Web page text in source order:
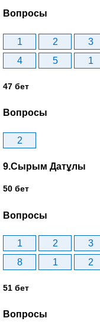
Вопросы
1 2 3
4
5 1
47 бет
Вопросы
2
9.Сырым Датұлы
50 бет
Вопросы
1 2 3
8
1 2
51 бет
Вопросы